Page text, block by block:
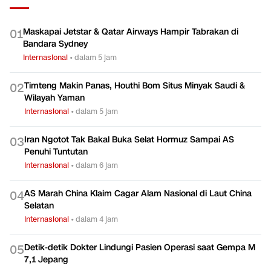
01Maskapai Jetstar & Qatar Airways Hampir Tabrakan di
Bandara Sydney
Internasional •dalam 5 jam
02Timteng Makin Panas, Houthi Bom Situs Minyak Saudi &
Wilayah Yaman
Internasional •dalam 5 jam
03Iran Ngotot Tak Bakal Buka Selat Hormuz Sampai AS
Penuhi Tuntutan
Internasional •dalam 6 jam
04AS Marah China Klaim Cagar Alam Nasional di Laut China
Selatan
Internasional •dalam 4 jam
05Detik-detik Dokter Lindungi Pasien Operasi saat Gempa M
7,1 Jepang